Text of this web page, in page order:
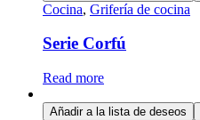
Cocina, Grifería de cocina
Serie Corfú
Read more
Añadir a la lista de deseos